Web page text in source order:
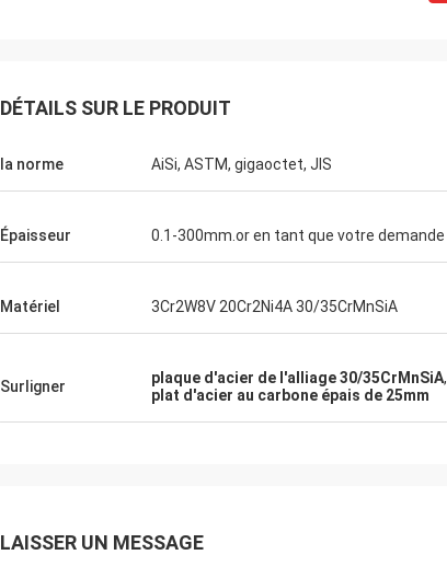
DÉTAILS SUR LE PRODUIT
la norme AiSi, ASTM, gigaoctet, JIS
Épaisseur 0.1-300mm.or en tant que votre demande
Matériel 3Cr2W8V 20Cr2Ni4A 30/35CrMnSiA
Surligner plaque d'acier de l'alliage 30/35CrMnSiA,
plat d'acier au carbone épais de 25mm
LAISSER UN MESSAGE